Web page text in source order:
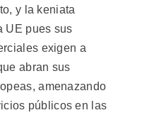
y la keniata
UE pues sus
exigen a
abran sus
amenazando
públicos en las